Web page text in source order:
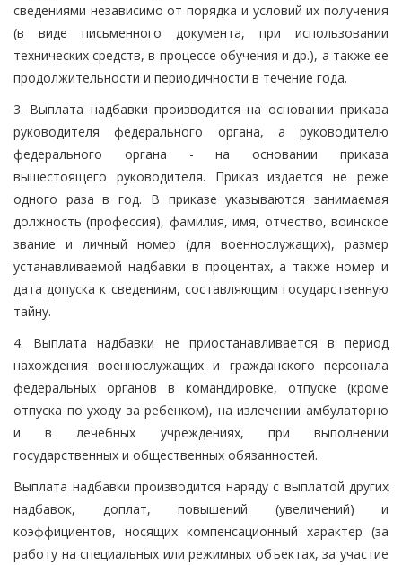
сведениями независимо от порядка и условий их получения
(в виде письменного документа, при использовании
технических средств, в процессе обучения и др.), а также ее
продолжительности и периодичности в течение года.
3. Выплата надбавки производится на основании приказа
руководителя федерального органа, а руководителю
федерального органа - на основании приказа
вышестоящего руководителя. Приказ издается не реже
одного раза в год. В приказе указываются занимаемая
должность (профессия), фамилия, имя, отчество, воинское
звание и личный номер (для военнослужащих), размер
устанавливаемой надбавки в процентах, а также номер и
дата допуска к сведениям, составляющим государственную
тайну.
4. Выплата надбавки не приостанавливается в период
нахождения военнослужащих и гражданского персонала
федеральных органов в командировке, отпуске (кроме
отпуска по уходу за ребенком), на излечении амбулаторно
и в лечебных учреждениях, при выполнении
государственных и общественных обязанностей.
Выплата надбавки производится наряду с выплатой других
надбавок, доплат, повышений (увеличений) и
коэффициентов, носящих компенсационный характер (за
работу на специальных или режимных объектах, за участие